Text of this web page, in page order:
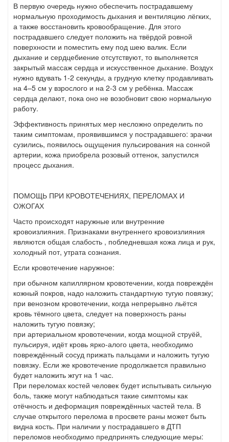
В первую очередь нужно обеспечить пострадавшему
нормальную проходимость дыхания и вентиляцию лёгких,
а также восстановить кровообращение. Для этого
пострадавшего следует положить на твёрдой ровной
поверхности и поместить ему под шею валик. Если
дыхание и сердцебиение отсутствуют, то выполняется
закрытый массаж сердца и искусственное дыхание. Воздух
нужно вдувать 1-2 секунды, а грудную клетку продавливать
на 4–5 см у взрослого и на 2-3 см у ребёнка. Массаж
сердца делают, пока оно не возобновит свою нормальную
работу.
Эффективность принятых мер несложно определить по
таким симптомам, проявившимся у пострадавшего: зрачки
сузились, появилось ощущения пульсирования на сонной
артерии, кожа приобрела розовый оттенок, запустился
процесс дыхания.
ПОМОЩЬ ПРИ КРОВОТЕЧЕНИЯХ, ПЕРЕЛОМАХ И
ОЖОГАХ
Часто происходят наружные или внутренние
кровоизлияния. Признаками внутреннего кровоизлияния
являются общая слабость , побледневшая кожа лица и рук,
холодный пот, утрата сознания.
Если кровотечение наружное:
при обычном капиллярном кровотечении, когда повреждён
кожный покров, надо наложить стандартную тугую повязку;
при венозном кровотечении, когда непрерывно льётся
кровь тёмного цвета, следует на поверхность раны
наложить тугую повязку;
при артериальном кровотечении, когда мощной струёй,
пульсируя, идёт кровь ярко-алого цвета, необходимо
повреждённый сосуд прижать пальцами и наложить тугую
повязку. Если же кровотечение продолжается правильно
будет наложить жгут на 1 час.
При переломах костей человек будет испытывать сильную
боль, также могут наблюдаться такие симптомы как
отёчность и деформация повреждённых частей тела. В
случае открытого перелома в просвете раны может быть
видна кость. При наличии у пострадавшего в ДТП
переломов необходимо предпринять следующие меры: